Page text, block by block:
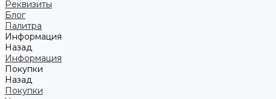
Реквизиты
Блог
Палитра
Информация
Назад
Информация
Покупки
Назад
Покупки